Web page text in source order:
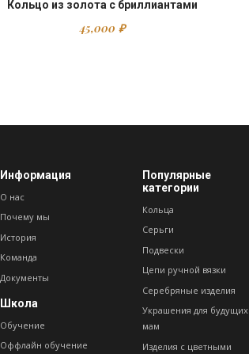
Кольцо из золота с бриллиантами
45,000 ₽
Информация
О нас
Почему мы
История
Команда
Документы
Школа
Обучение
Оффлайн обучение
Популярные
категории
Кольца
Серьги
Подвески
Цепи ручной вязки
Серебряные изделия
Украшения для будущих
мам
Изделия с цветными